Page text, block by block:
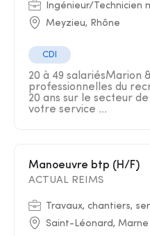
Ingénieur/Technicien
Meyzieu, Rhône
CDI
20 à 49 salariésMarion
professionnelles du
20 ans sur le secteur de
votre service ...
Manoeuvre btp (H/F)
ACTUAL REIMS
Travaux, chantiers,
Saint-Léonard, Marne